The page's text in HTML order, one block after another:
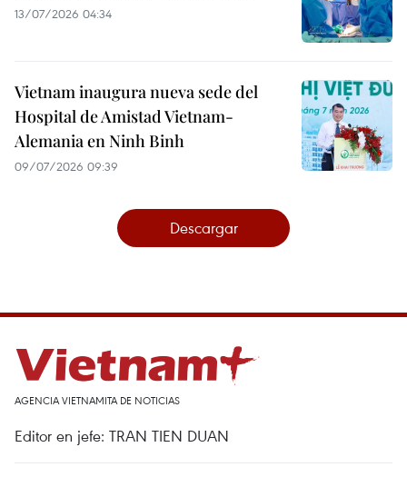
13/07/2026 04:34
Vietnam inaugura nueva sede del
Hospital de Amistad Vietnam-
Alemania en Ninh Binh
09/07/2026 09:39
Descargar
AGENCIA VIETNAMITA DE NOTICIAS
Editor en jefe: TRAN TIEN DUAN